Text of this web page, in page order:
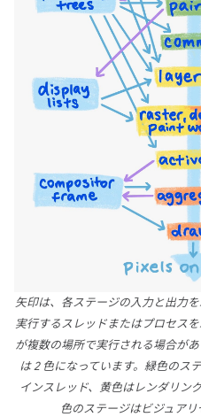
矢印は、各ステージの入力と出力
実行するスレッドまたはプロセス
が複数の場所で実行される場合が
は 2 色になっています。緑色のス
インスレッド、黄色はレンダリン
色のステージはビジュアリ